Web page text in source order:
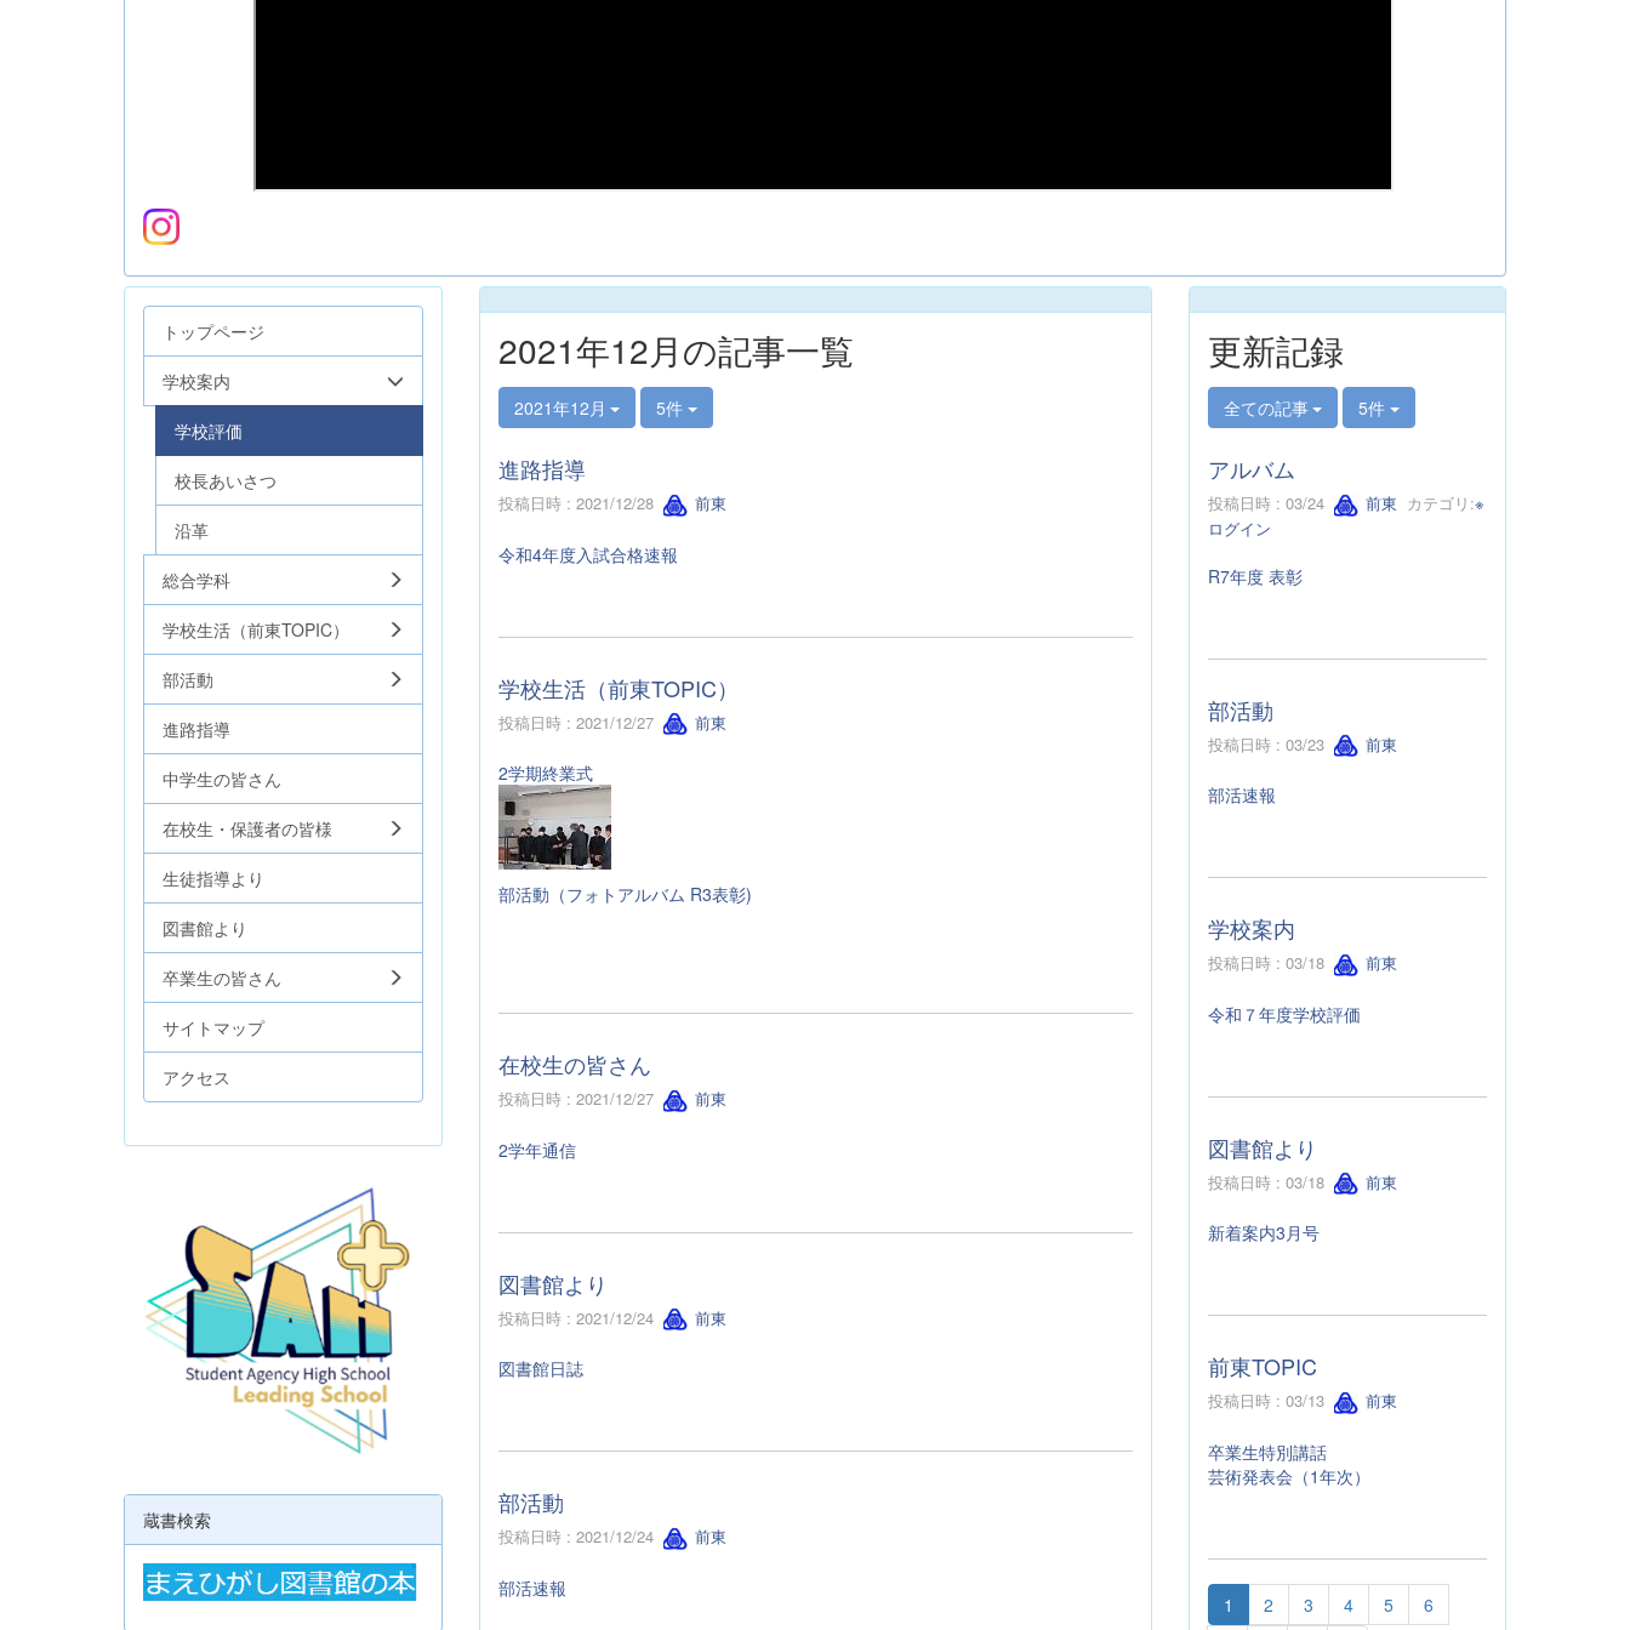
2021年12月の記事一覧
2021年12月 5件
進路指導
投稿日時 : 2021/12/28 前東
令和4年度入試合格速報
学校生活（前東TOPIC）
投稿日時 : 2021/12/27 前東
2学期終業式
部活動（フォトアルバム R3表彰)
在校生の皆さん
投稿日時 : 2021/12/27 前東
2学年通信
図書館より
投稿日時 : 2021/12/24 前東
図書館日誌
部活動
投稿日時 : 2021/12/24 前東
部活速報
トップページ
学校案内
学校評価
校長あいさつ
沿革
総合学科
学校生活（前東TOPIC）
部活動
進路指導
中学生の皆さん
在校生・保護者の皆様
生徒指導より
図書館より
卒業生の皆さん
サイトマップ
アクセス
蔵書検索
更新記録
全ての記事 5件
アルバム
投稿日時 : 03/24 前東 カテゴリ:※
ログイン
R7年度 表彰
部活動
投稿日時 : 03/23 前東
部活速報
学校案内
投稿日時 : 03/18 前東
令和７年度学校評価
図書館より
投稿日時 : 03/18 前東
新着案内3月号
前東TOPIC
投稿日時 : 03/13 前東
卒業生特別講話
芸術発表会（1年次）
1 2 3 4 5
6